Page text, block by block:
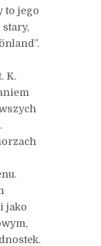
to jego
stary,
K.
jako